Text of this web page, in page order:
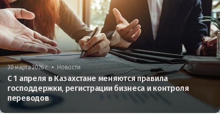
30 марта 2026 г. • Новости
С 1 апреля в Казахстане меняются правила
господдержки, регистрации бизнеса и контроля
переводов